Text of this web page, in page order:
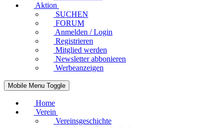
Aktion
SUCHEN
FORUM
Anmelden / Login
Registrieren
Mitglied werden
Newsletter abbonieren
Werbeanzeigen
Mobile Menu Toggle
Home
Verein
Vereinsgeschichte